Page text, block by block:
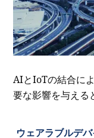
AIとIoTの結合に
要な影響を与える
ウェアラブルデ